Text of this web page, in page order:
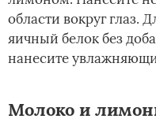
области вокруг глаз.
яичный белок без
нанесите
Молоко и